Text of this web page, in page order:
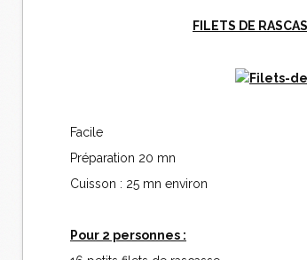
FILETS DE
Facile
Préparation 20 mn
Cuisson : 25 mn environ
Pour 2 personnes :